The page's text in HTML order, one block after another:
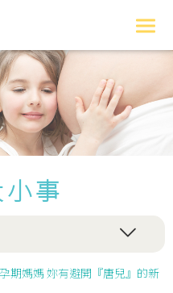
事
孕期媽媽 妳有避開『唐兒』的新